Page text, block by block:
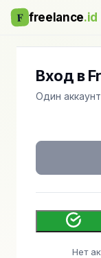
F freelance.id
Вход в
Один
Нет